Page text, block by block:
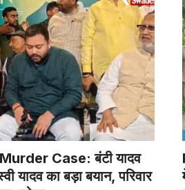
Case: बंटी यादव
यादव का बड़ा बयान, परिवार